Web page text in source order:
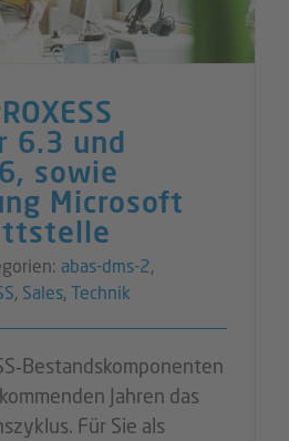
6.3 und
sowie
Microsoft
abas-dms-2,
, Sales,Technik
Jahren das
Für Sie als